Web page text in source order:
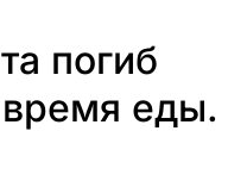
погиб
время еды.